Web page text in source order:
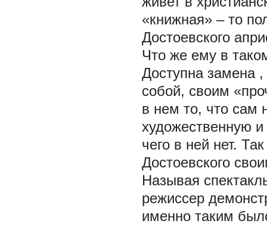
«книжная» – то
Достоевского
Что же ему в
Доступна замена ,
собой, своим
в нем то, что сам
художественную
чего в ней нет.
Достоевского
Называя
режиссер
именно таким